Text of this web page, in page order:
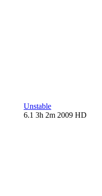
Unstable
6.1 3h 2m 2009 HD